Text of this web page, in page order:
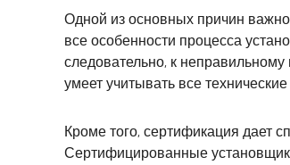
Одной из основных причин
все особенности процесса
следовательно, к
умеет учитывать все
Кроме того, сертификация дает
Сертифицированные